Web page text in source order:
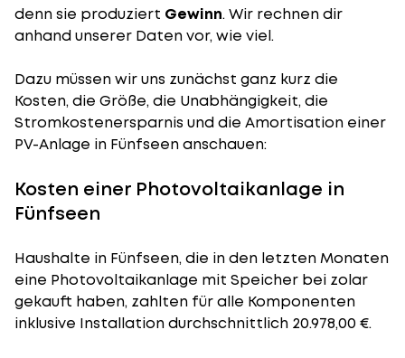
denn sie produziert Gewinn. Wir rechnen dir
anhand unserer Daten vor, wie viel.
Dazu müssen wir uns zunächst ganz kurz die
Kosten, die Größe, die Unabhängigkeit, die
Stromkostenersparnis und die Amortisation einer
PV-Anlage in Fünfseen anschauen:
Kosten einer Photovoltaikanlage in
Fünfseen
Haushalte in Fünfseen, die in den letzten Monaten
eine Photovoltaikanlage mit Speicher bei zolar
gekauft haben, zahlten für alle Komponenten
inklusive Installation durchschnittlich 20.978,00 €.